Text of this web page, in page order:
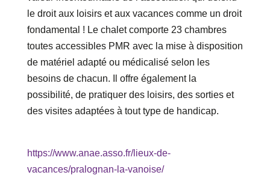
le droit aux loisirs et aux vacances comme un droit
fondamental ! Le chalet comporte 23 chambres
toutes accessibles PMR avec la mise à disposition
de matériel adapté ou médicalisé selon les
besoins de chacun. Il offre également la
possibilité, de pratiquer des loisirs, des sorties et
des visites adaptées à tout type de handicap.
https://www.anae.asso.fr/lieux-de-
vacances/pralognan-la-vanoise/